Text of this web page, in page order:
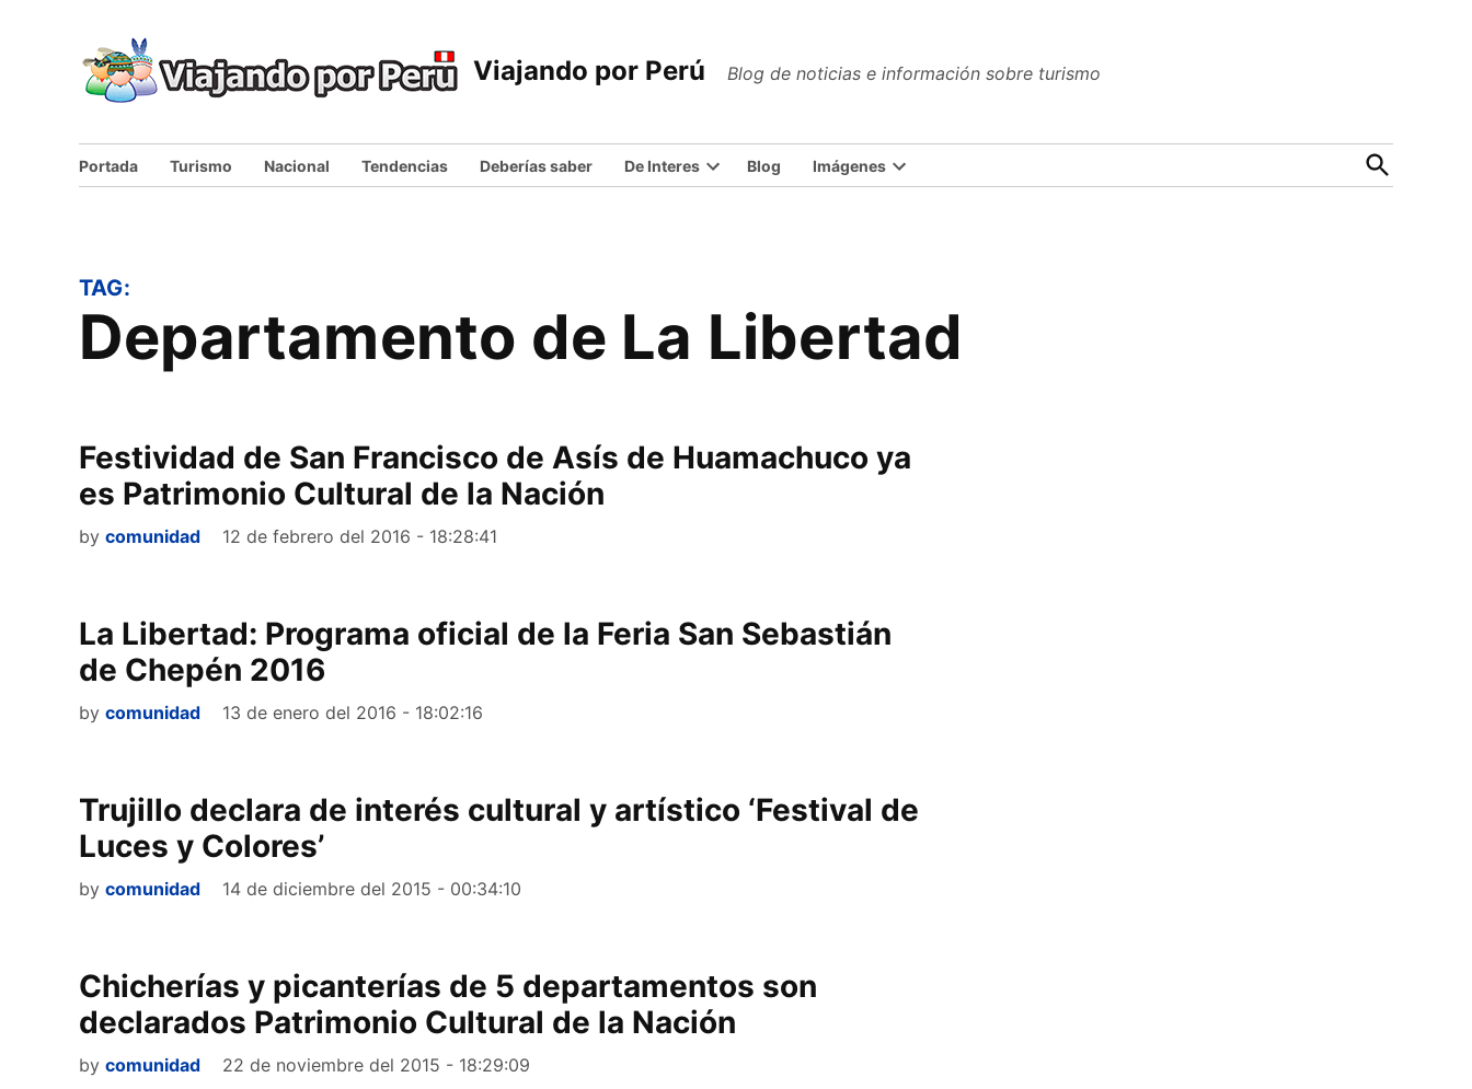
Viajando por Perú Blog de noticias e información sobre turismo
Portada Turismo Nacional Tendencias Deberías saber De Interes
Open
Blog Imágenes
Open
Open
Search
TAG:
Departamento de La Libertad
Festividad de San Francisco de Asís de Huamachuco ya
es Patrimonio Cultural de la Nación
by comunidad 12 de febrero del 2016 - 18:28:41
La Libertad: Programa oficial de la Feria San Sebastián
de Chepén 2016
by comunidad 13 de enero del 2016 - 18:02:16
Trujillo declara de interés cultural y artístico ‘Festival de
Luces y Colores’
by comunidad 14 de diciembre del 2015 - 00:34:10
Chicherías y picanterías de 5 departamentos son
declarados Patrimonio Cultural de la Nación
by comunidad 22 de noviembre del 2015 - 18:29:09